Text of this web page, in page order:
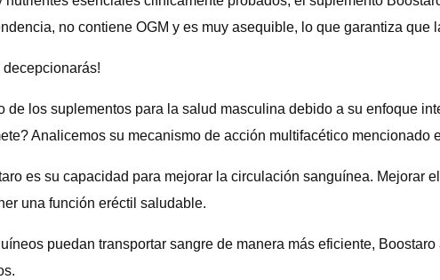
no contiene OGM y es muy asequible, lo que garantiza que
decepcionarás!
de los suplementos para la salud masculina debido a su enfoque
Analicemos su mecanismo de acción multifacético mencionado
es su capacidad para mejorar la circulación sanguínea. Mejorar
una función eréctil saludable.
puedan transportar sangre de manera más eficiente,